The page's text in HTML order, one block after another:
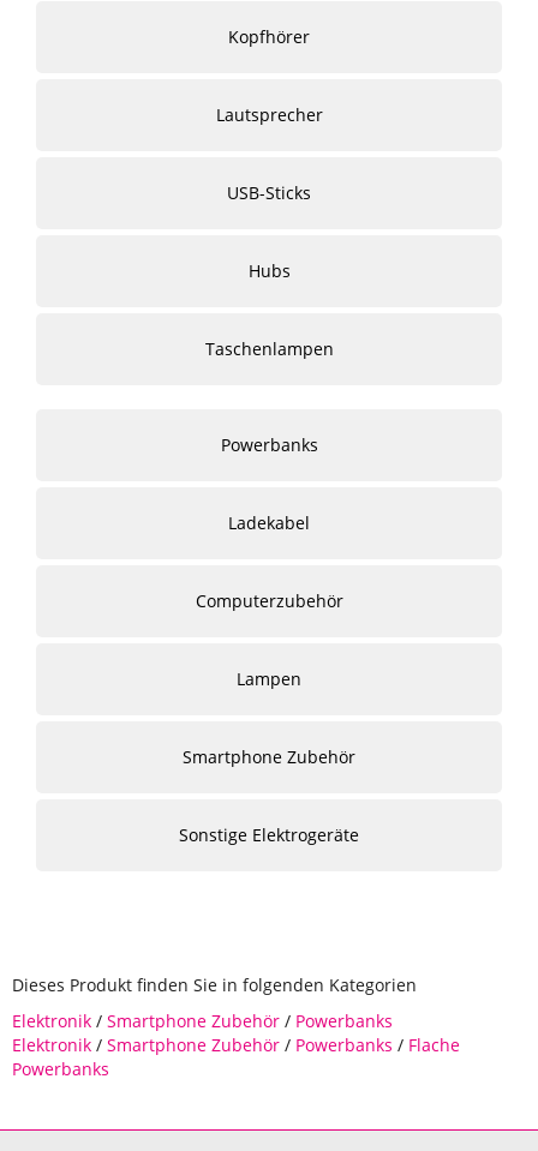
Kopfhörer
Lautsprecher
USB-Sticks
Hubs
Taschenlampen
Powerbanks
Ladekabel
Computerzubehör
Lampen
Smartphone Zubehör
Sonstige Elektrogeräte
Dieses Produkt finden Sie in folgenden Kategorien
Elektronik / Smartphone Zubehör / Powerbanks
Elektronik / Smartphone Zubehör / Powerbanks / Flache
Powerbanks